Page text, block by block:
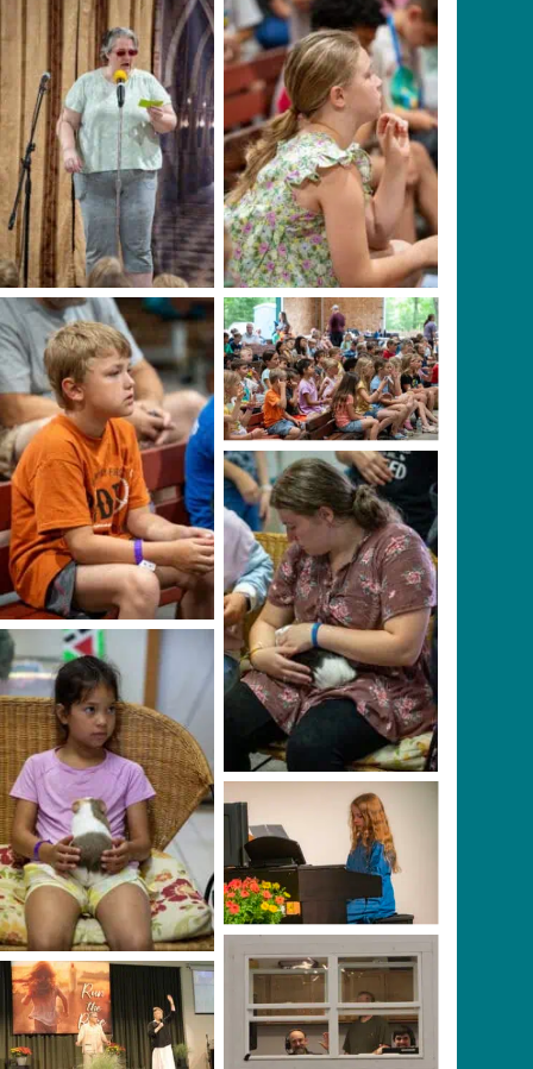
No Caption No Caption
No Caption
No Caption
No Caption
No Caption
Photo Credit: Scott
Manly
Thank You A/V Team
for keeping
everything running
smoothly!
Dr. Cesar & Carolann
De Leon